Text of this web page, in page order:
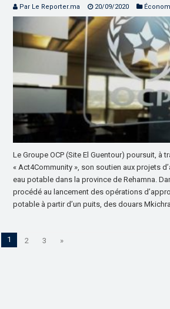
Par Le Reporter.ma 20/09/2020
Le Groupe OCP (Site El Guentour) poursuit, à
« Act4Community », son soutien aux projets
eau potable dans la province de Rehamna.
procédé au lancement des opérations
potable à partir d’un puits, des douars
1 2 3 »